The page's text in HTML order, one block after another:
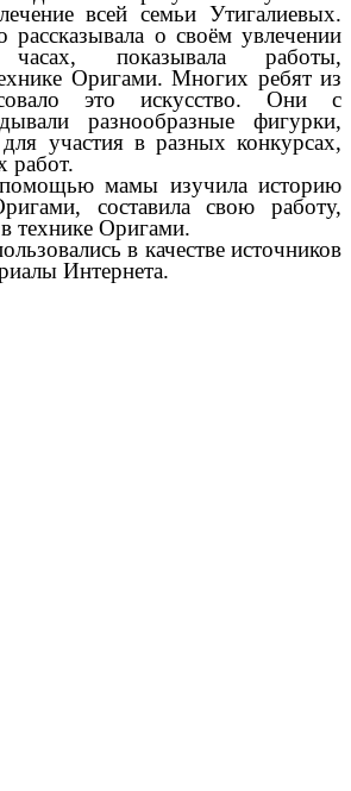
всей семьи Утигалиевых.
рассказывала о своём увлечении
показывала работы,
Оригами. Многих ребят из
это искусство. Они с
разнообразные фигурки,
участия в разных конкурсах,
работ.
мамы изучила историю
составила свою работу,
технике Оригами.
в качестве источников
Интернета.